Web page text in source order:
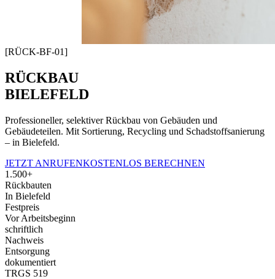
[RÜCK-BF-01]
RÜCKBAU
BIELEFELD
Professioneller, selektiver Rückbau von Gebäuden und
Gebäudeteilen. Mit Sortierung, Recycling und Schadstoffsanierung
– in Bielefeld.
JETZT ANRUFENKOSTENLOS BERECHNEN
1.500+
Rückbauten
In Bielefeld
Festpreis
Vor Arbeitsbeginn
schriftlich
Nachweis
Entsorgung
dokumentiert
TRGS 519